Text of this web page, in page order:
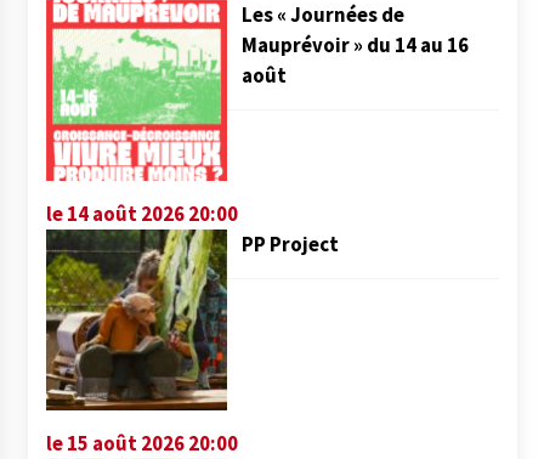
Les « Journées de
Mauprévoir » du 14 au 16
août
le 14 août 2026 20:00
PP Project
le 15 août 2026 20:00